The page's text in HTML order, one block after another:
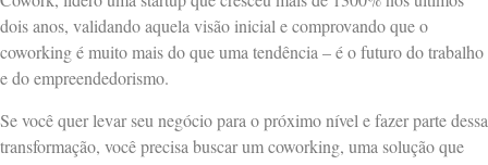
dois anos, validando aquela visão inicial e comprovando que o
coworking é muito mais do que uma tendência – é o futuro do trabalho
e do empreendedorismo.
Se você quer levar seu negócio para o próximo nível e fazer parte dessa
transformação, você precisa buscar um coworking, uma solução que